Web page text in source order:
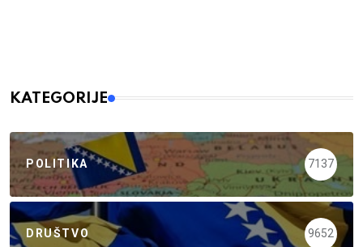
KATEGORIJE
POLITIKA 7137
DRUŠTVO 9652